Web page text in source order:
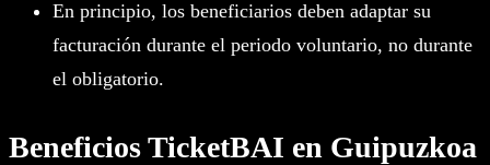
En principio, los beneficiarios deben adaptar su
facturación durante el periodo voluntario, no durante
el obligatorio.
Beneficios TicketBAI en Guipuzkoa